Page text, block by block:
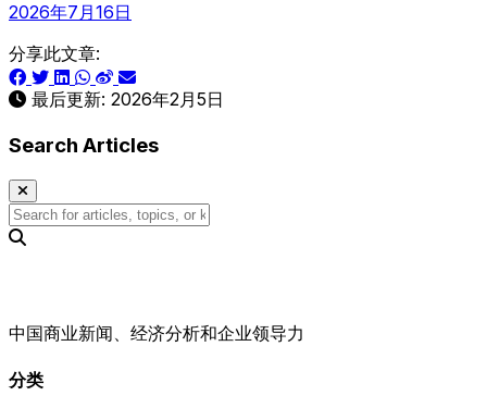
2026年7月16日
分享此文章:
最后更新: 2026年2月5日
Search Articles
中国商业新闻、经济分析和企业领导力
分类